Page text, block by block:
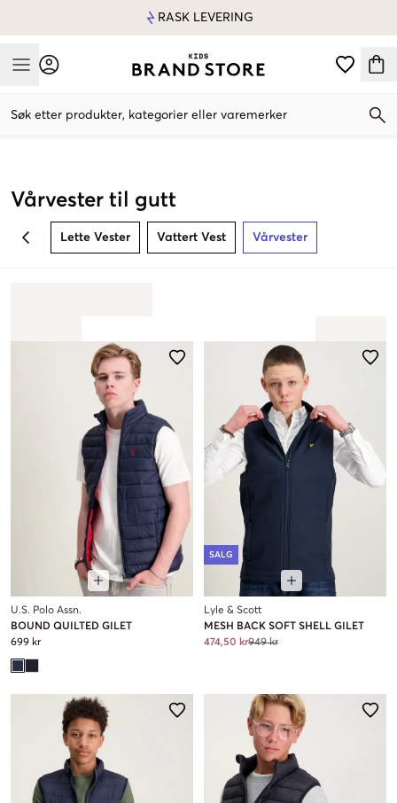
RASK LEVERING
Mobile Menu
Søk etter produkter, kategorier eller varemerker
Vårvester til gutt
BACK Lette Vester Vattert Vest Vårvester
U.S. Polo Assn.
BOUND QUILTED GILET
699 kr
SALG
Lyle & Scott
MESH BACK SOFT SHELL GILET
474,50 kr949 kr